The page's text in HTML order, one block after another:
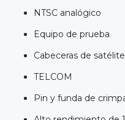
NTSC analógico
Equipo de prueba
Cabeceras de satélite
TELCOM
Pin y funda de